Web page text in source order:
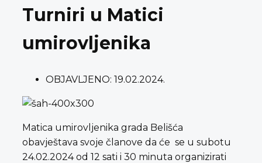
Turniri u Matici
umirovljenika
OBJAVLJENO: 19.02.2024.
Matica umirovljenika grada Belišća
obavještava svoje članove da će se u subotu
24.02.2024 od 12 sati i 30 minuta organizirati